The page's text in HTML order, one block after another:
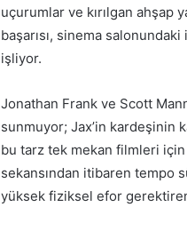
uçurumlar ve kırılgan ahşap
başarısı, sinema
işliyor.
Jonathan Frank ve Scott
sunmuyor; Jax’in kardeşinin
bu tarz tek mekan filmleri
sekansından itibaren tempo
yüksek fiziksel efor gerektiren